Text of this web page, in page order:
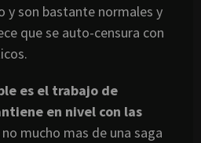
y son bastante normales y
que se auto-censura con
es el trabajo de
en nivel con las
no mucho mas de una saga